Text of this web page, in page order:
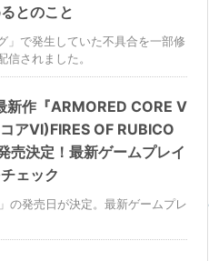
とのこと
」で発生していた不具合を一部修
信されました。
新作『ARMORED CORE V
アVI)FIRES OF RUBICO
売決定！最新ゲームプレイ
ェック
の発売日が決定。最新ゲームプレ